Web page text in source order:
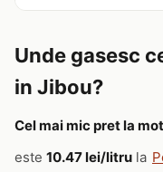
Unde gasesc
in Jibou?
Cel mai mic pret la
este 10.47 lei/litru la